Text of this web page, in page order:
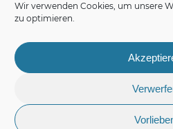
Wir verwenden Cookies, um unsere
zu optimieren.Datenschutz
© 2026 Arche